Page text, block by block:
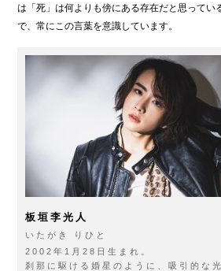
は「死」は何よりも傍にある存在だと思ってい
で、常にこの言葉を意識しています。
板垣李光人
いたがき りひと
2002年1月28日生まれ。
刹那に駆ける婚星のように、吸引的な